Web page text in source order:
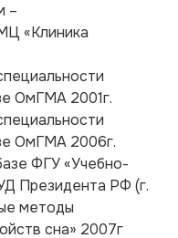
–
«Клиника
ОмГМА 2001г.
ОмГМА 2006г.
ФГУ «Учебно-
Президента РФ (г.
методы
сна» 2007г